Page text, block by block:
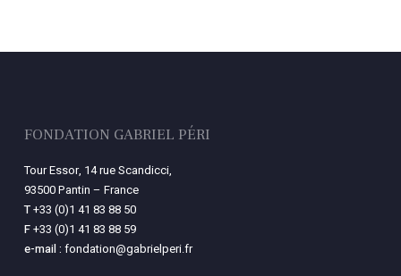
FONDATION GABRIEL PÉRI
Tour Essor, 14 rue Scandicci,
93500 Pantin – France
T+33 (0)1 41 83 88 50
F+33 (0)1 41 83 88 59
e-mail : fondation@gabrielperi.fr